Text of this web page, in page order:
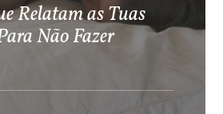
Relatam as Tuas
Não Fazer